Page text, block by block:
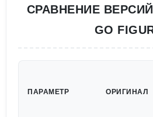
СРАВНЕНИЕ ВЕРСИЙ
GO
ПАРАМЕТР ОРИГИНАЛ